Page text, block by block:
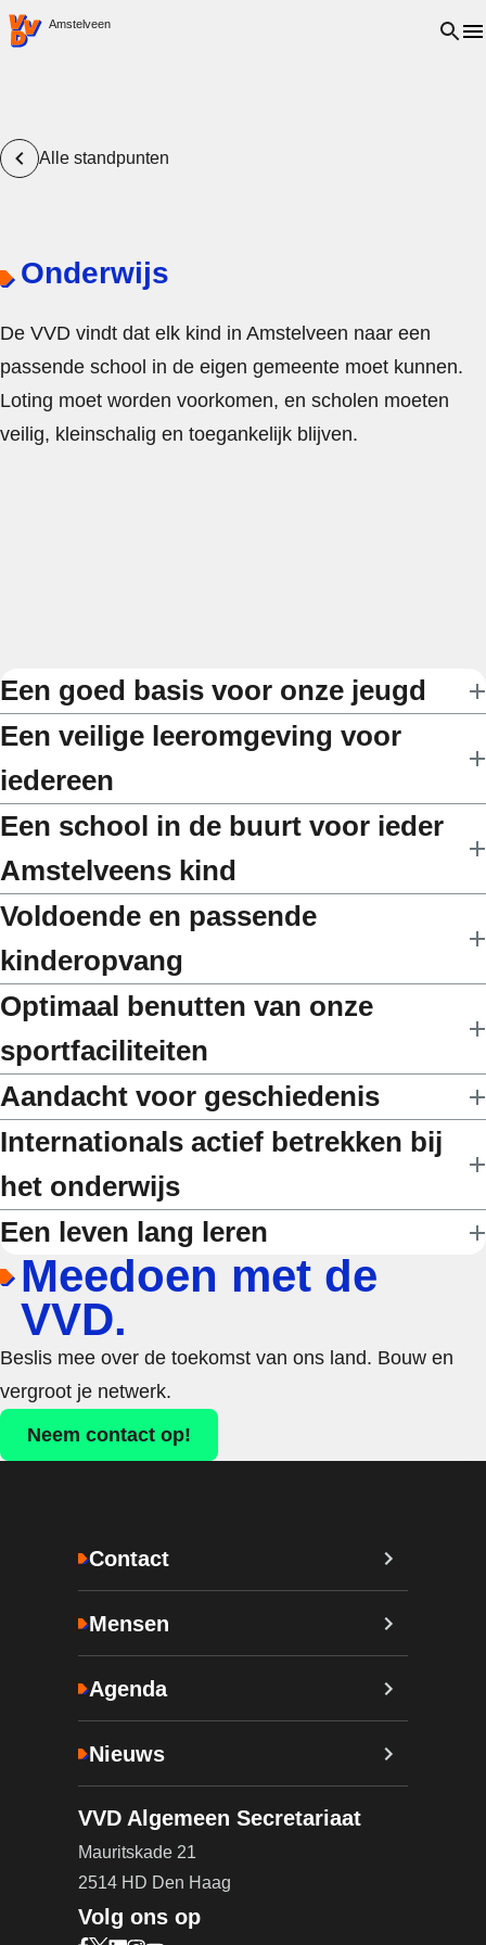
VVD.nl - Ga naar de homepage
Amstelveen Open
Alle standpunten
Onderwijs
De VVD vindt dat elk kind in Amstelveen naar een
passende school in de eigen gemeente moet kunnen.
Loting moet worden voorkomen, en scholen moeten
veilig, kleinschalig en toegankelijk blijven.
Een goed basis voor onze jeugd
Een veilige leeromgeving voor
iedereen
Een school in de buurt voor ieder
Amstelveens kind
Voldoende en passende
kinderopvang
Optimaal benutten van onze
sportfaciliteiten
Aandacht voor geschiedenis
Internationals actief betrekken bij
het onderwijs
Een leven lang leren
Meedoen met de
VVD.
Beslis mee over de toekomst van ons land. Bouw en
vergroot je netwerk.
Neem contact op!
Contact
Mensen
Agenda
Nieuws
VVD Algemeen Secretariaat
Mauritskade 21
2514 HD Den Haag
Volg ons op